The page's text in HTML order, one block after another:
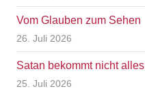
Vom Glauben zum Sehen
26. Juli 2026
Satan bekommt nicht alles
25. Juli 2026